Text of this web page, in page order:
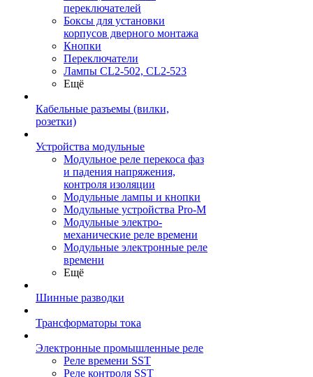
переключателей
Боксы для установки
корпусов дверного монтажа
Кнопки
Переключатели
Лампы CL2-502, CL2-523
Ещё
Кабельные разъемы (вилки,
розетки)
Устройства модульные
Модульное реле перекоса фаз
и падения напряжения,
контроля изоляции
Модульные лампы и кнопки
Модульные устройства Pro-M
Модульные электро-
механические реле времени
Модульные электронные реле
времени
Ещё
Шинные разводки
Трансформаторы тока
Электронные промышленные реле
Реле времени SST
Реле контроля SST